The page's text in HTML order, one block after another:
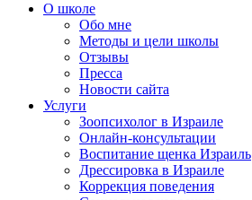
О школе
Обо мне
Методы и цели школы
Отзывы
Пресса
Новости сайта
Услуги
Зоопсихолог в Израиле
Онлайн-консультации
Воспитание щенка Израиль
Дрессировка в Израиле
Коррекция поведения